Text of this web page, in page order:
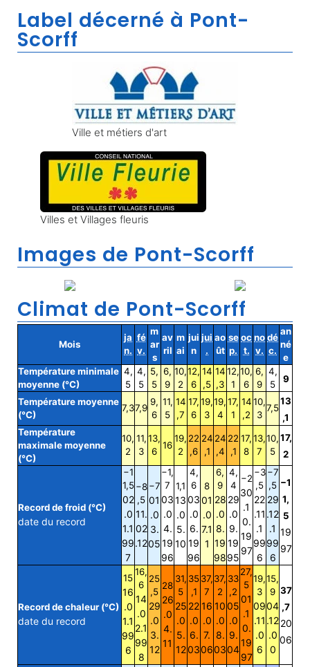
Label décerné à Pont-
Scorff
Ville et métiers d'art
Villes et Villages fleuris
Images de Pont-Scorff
Climat de Pont-Scorff
Mois
ja
n.
fé
v.
m
ar
s
av
ril
m
ai
jui
n
jui
.
ao
ût
se
p.
oc
t.
no
v.
dé
c.
an
né
e
Température minimale
moyenne (°C)
4,
5
4,
5
5,
5
6,
9
10,
2
12,
6
14
,5
14
,3
12,
1
10,
6
6,
9
4,
5
9
Température moyenne
(°C)
7,37,9
9,
6
11,
5
14
,7
17,
6
19,
3
19,
4
17,
1
14
,2
10,
3
7,5
13
,1
Température
maximale moyenne
(°C)
10,
2
11,
3
13,
6
16
19,
2
22
,6
24
,1
24
,4
22
,1
17,
8
13,
7
10,
5
17,
2
Record de froid (°C)
date du record
−1
1,5
02
.0
1.1
99
7
−8
,5
11.
02
.12
−7
01
.0
3.
05
−1,
7
03
.0
4.
19
96
1,1
13
.0
5.
10
4,
6
03
.0
6.
19
96
8
01
.0
7.1
1
6,
9
28
.0
8.
19
98
4,
4
29
.0
9.
19
95
−2
30
.1
0.
19
97
−3
,5
22
.11
.1
99
6
−7
,5
29
.12
.1
99
6
−1
1,
5
19
97
Record de chaleur (°C)
date du record
15
16
.0
1.1
99
6
16,
6
14
.0
2.1
99
8
25
,5
29
.0
3.
12
28
26
.0
4.
11
31,
5
25
.0
5.
12
35
,1
22
.0
6.
03
37,
7
16
.0
7.
06
37,
2
10
.0
8.
03
33
,2
05
.0
9.
04
27,
5
01
.1
0.
19
97
19,
3
09
.11
.0
6
15,
9
04
.12
.0
0
37
,7
20
06